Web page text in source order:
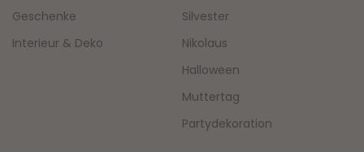
Geschenke
Interieur & Deko
Silvester
Nikolaus
Halloween
Muttertag
Partydekoration